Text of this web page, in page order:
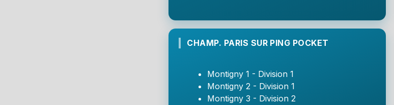
CHAMP. PARIS SUR PING POCKET
Montigny 1 - Division 1
Montigny 2 - Division 1
Montigny 3 - Division 2